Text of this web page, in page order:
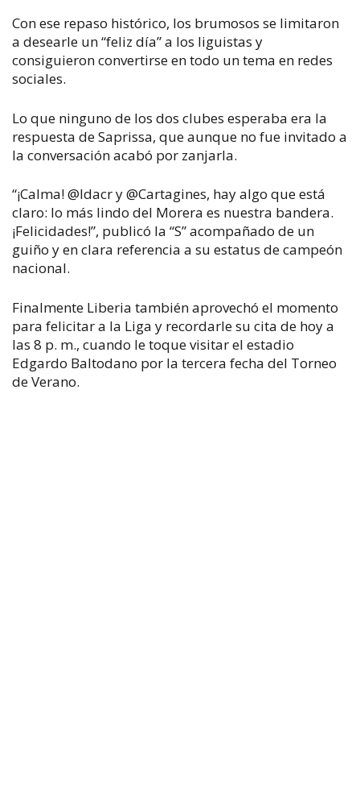
Con ese repaso histórico, los brumosos se limitaron
a desearle un “feliz día” a los liguistas y
consiguieron convertirse en todo un tema en redes
sociales.
Lo que ninguno de los dos clubes esperaba era la
respuesta de Saprissa, que aunque no fue invitado a
la conversación acabó por zanjarla.
“¡Calma! @ldacr y @Cartagines, hay algo que está
claro: lo más lindo del Morera es nuestra bandera.
¡Felicidades!”, publicó la “S” acompañado de un
guiño y en clara referencia a su estatus de campeón
nacional.
Finalmente Liberia también aprovechó el momento
para felicitar a la Liga y recordarle su cita de hoy a
las 8 p. m., cuando le toque visitar el estadio
Edgardo Baltodano por la tercera fecha del Torneo
de Verano.